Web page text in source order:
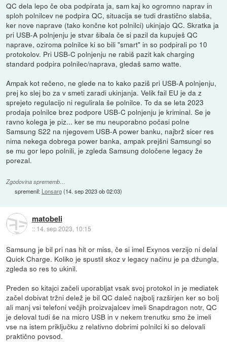
QC dela lepo če oba podpirata ja, sam kaj ko ogromno naprav in
sploh polnilcev ne podpira QC, situacija se tudi drastično slabša,
ker nove naprave (tako končne kot polnilci) ukinjajo QC. Skratka ja
pri USB-A polnjenju je stvar šibala če si pazil da kupuješ QC
naprave, oziroma polnilce ki so bili "smart" in so podpirali po 10
protokolov. Pri USB-C polnjenju ne rabiš pazit kak charging
standard podpira polnilec/naprava, gledaš samo watte.
Ampak kot rečeno, ne glede na to kako paziš pri USB-A polnjenju,
prej ko slej bo za v smeti zaradi ukinjanja. Velik fail EU je da z
sprejeto regulacijo ni regulirala še polnilce. To da se leta 2023
prodaja polnilce brez podpore USB-C polnjenju je kriminal. Se je
ravno kolega je piz... ker se mu neuporabno počasi polne
Samsung S22 na njegovem USB-A power banku, najbrž sicer res
nima nekega dobrega power banka, ampak prejšni Samsungi so
se mu gor lepo polnili, je zgleda Samsung določene legacy že
porezal.
Zgodovina sprememb…
spremenil: Lonsarg(14. sep 2023 ob 02:03)
matobeli
:: 14. sep 2023, 10:15
Samsung je bil pri nas hit or miss, če si imel Exynos verzijo ni delal
Quick Charge. Koliko je spustil skoz v legacy načinu je pa džungla,
zgleda so res to ukinil.
Preden so kitajci začeli uporabljat vsak svoj protokol in je mediatek
začel dobivat tržni delež je bil QC daleč najbolj razširjen ker so bolj
ali manj vsi telefoni večjih proizvajalcev imeli Snapdragon notr, QC
je deloval tudi še na micro USB in v nekem trenutku smo že imeli
vse na istem priključku z relativno dobrimi polnilci ki so delovali
praktično povsod.